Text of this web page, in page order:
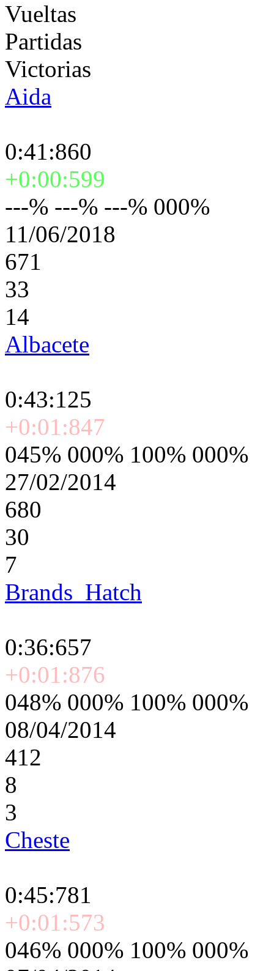
Vueltas
Partidas
Victorias
Aida
0:41:860
+0:00:599
---% ---% ---% 000%
11/06/2018
671
33
14
Albacete
0:43:125
+0:01:847
045% 000% 100% 000%
27/02/2014
680
30
7
Brands_Hatch
0:36:657
+0:01:876
048% 000% 100% 000%
08/04/2014
412
8
3
Cheste
0:45:781
+0:01:573
046% 000% 100% 000%